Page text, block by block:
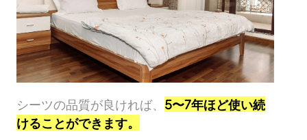
シーツの品質が良ければ、 5〜7年ほど使い続
けることができます。